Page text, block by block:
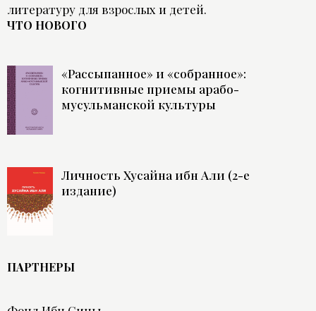
литературу для взрослых и детей.
ЧТО НОВОГО
«Рассыпанное» и «собранное»:
когнитивные приемы арабо-
мусульманской культуры
Личность Хусайна ибн Али (2-е
издание)
ПАРТНЕРЫ